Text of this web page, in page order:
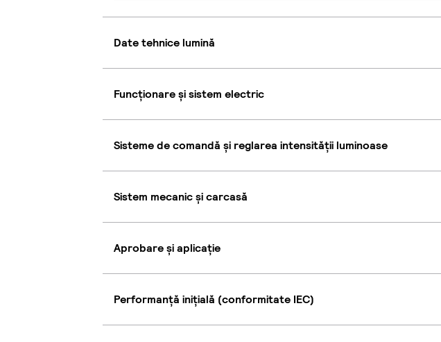
Date tehnice lumină
Funcționare și sistem electric
Sisteme de comandă și reglarea intensității luminoase
Sistem mecanic și carcasă
Aprobare și aplicație
Performanță inițială (conformitate IEC)